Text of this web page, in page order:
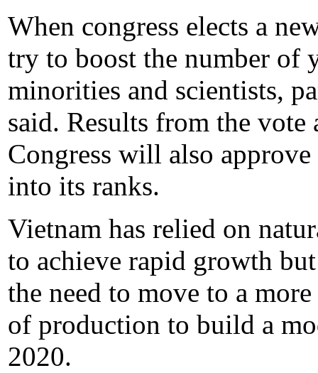
When congress elects a
try to boost the number of
minorities and scientists,
said. Results from the vote
Congress will also
into its ranks.
Vietnam has relied on
to achieve rapid growth
the need to move to a
of production to build a
2020.